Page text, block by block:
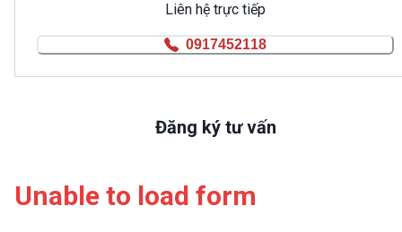
Liên hệ trực tiếp
0917452118
Đăng ký tư vấn
Unable to load form